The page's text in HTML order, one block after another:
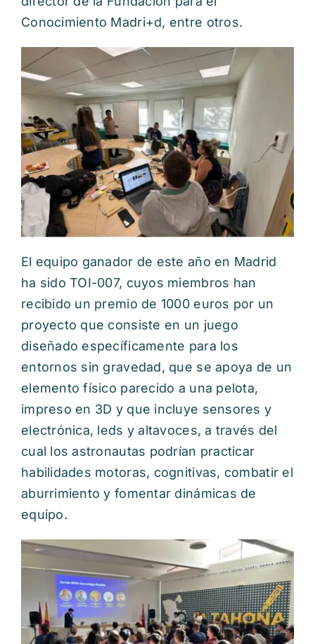
Conocimiento Madri+d, entre otros.
El equipo ganador de este año en Madrid
ha sido TOI-007, cuyos miembros han
recibido un premio de 1000 euros por un
proyecto que consiste en un juego
diseñado específicamente para los
entornos sin gravedad, que se apoya de un
elemento físico parecido a una pelota,
impreso en 3D y que incluye sensores y
electrónica, leds y altavoces, a través del
cual los astronautas podrían practicar
habilidades motoras, cognitivas, combatir el
aburrimiento y fomentar dinámicas de
equipo.